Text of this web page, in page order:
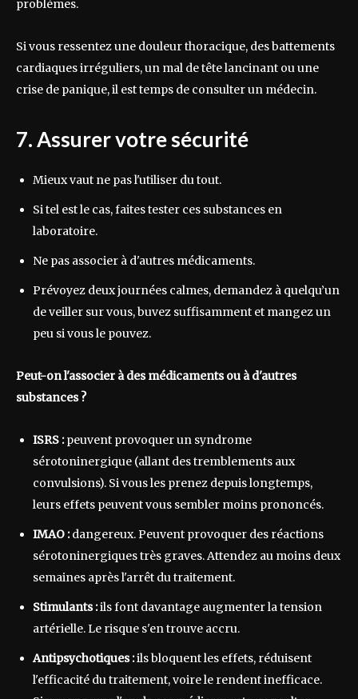
problèmes.
Si vous ressentez une douleur thoracique, des battements
cardiaques irréguliers, un mal de tête lancinant ou une
crise de panique, il est temps de consulter un médecin.
7. Assurer votre sécurité
Mieux vaut ne pas l'utiliser du tout.
Si tel est le cas, faites tester ces substances en
laboratoire.
Ne pas associer à d'autres médicaments.
Prévoyez deux journées calmes, demandez à quelqu’un
de veiller sur vous, buvez suffisamment et mangez un
peu si vous le pouvez.
Peut-on l'associer à des médicaments ou à d'autres
substances ?
ISRS :peuvent provoquer un syndrome
sérotoninergique (allant des tremblements aux
convulsions). Si vous les prenez depuis longtemps,
leurs effets peuvent vous sembler moins prononcés.
IMAO :dangereux. Peuvent provoquer des réactions
sérotoninergiques très graves. Attendez au moins deux
semaines après l'arrêt du traitement.
Stimulants :ils font davantage augmenter la tension
artérielle. Le risque s'en trouve accru.
Antipsychotiques :ils bloquent les effets, réduisent
l'efficacité du traitement, voire le rendent inefficace.